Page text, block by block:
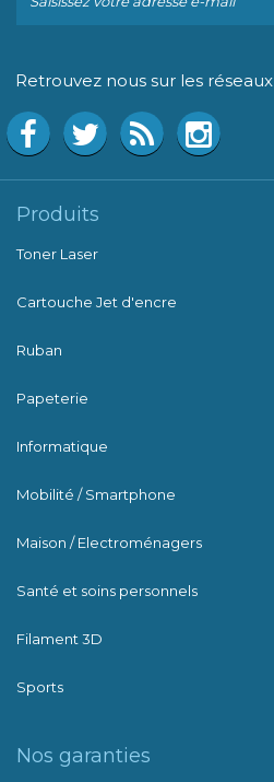
Retrouvez nous sur les réseaux
Produits
Toner Laser
Cartouche Jet d'encre
Ruban
Papeterie
Informatique
Mobilité / Smartphone
Maison / Electroménagers
Santé et soins personnels
Filament 3D
Sports
Nos garanties